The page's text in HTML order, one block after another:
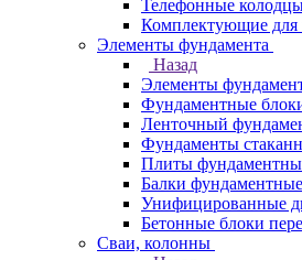
Телефонные
Комплектующие для
Элементы фундамента
Назад
Элементы
Фундаментные
Ленточный
Фундаменты
Плиты
Балки фундаментные
Унифицированные
Бетонные блоки
Сваи, колонны